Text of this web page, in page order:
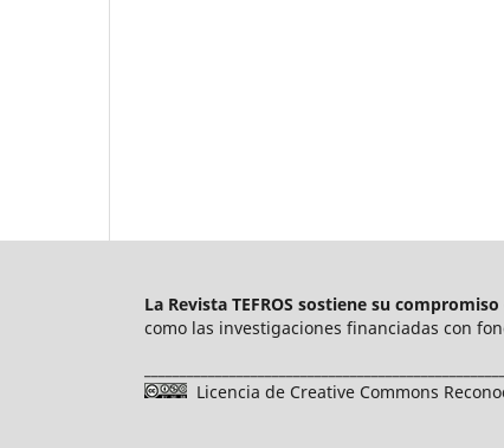
La Revista TEFROS sostiene su
como las investigaciones financiadas con
Licencia de Creative Commons